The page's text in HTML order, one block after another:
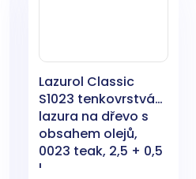
Lazurol Classic
S1023 tenkovrstvá
lazura na dřevo s
obsahem olejů,
0023 teak, 2,5 + 0,5
l